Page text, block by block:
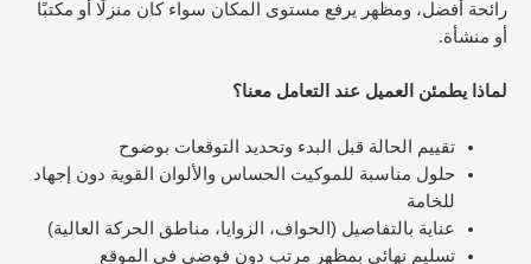
رائحة أفضل، ومظهر يرفع مستوى المكان سواء كان منزلًا أو مكتبًا
أو منشأة.
لماذا يطمئن العميل عند التعامل معنا؟
تقييم الحالة قبل البدء وتحديد التوقعات بوضوح
حلول مناسبة للموكيت الحساس والألوان القوية دون إجهاد
للخامة
عناية بالتفاصيل (الحواف، الزوايا، مناطق الحركة العالية)
تسليم نهائي بمظهر مرتب دون فوضى في الموقع